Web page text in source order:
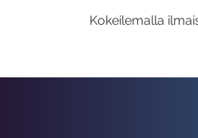
Kokeilemalla